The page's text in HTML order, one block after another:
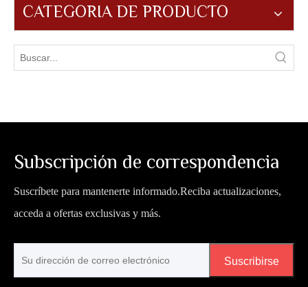
CATEGORIA DE PRODUCTO
Subscripción de correspondencia
Suscríbete para mantenerte informado.Reciba actualizaciones,
acceda a ofertas exclusivas y más.
Suscribirse